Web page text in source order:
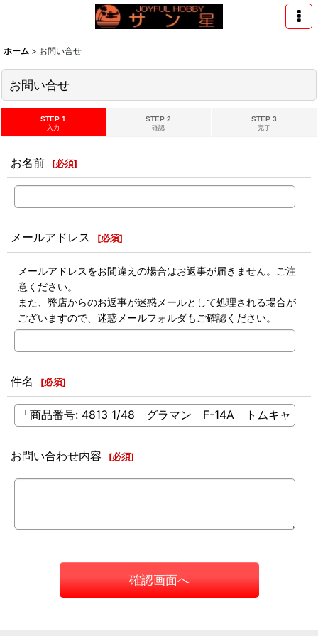
ホーム > お問い合せ
お問い合せ
STEP 1
入力
STEP 2
確認
STEP 3
完了
お名前 [必須]
メールアドレス [必須]
メールアドレスをお間違えの場合はお返事が届きません。ご注
意ください。
また、弊店からのお返事が迷惑メールとして処理される場合が
ございますので、迷惑メールフォルダもご確認ください。
件名 [必須]
お問い合わせ内容 [必須]
確認画面へ